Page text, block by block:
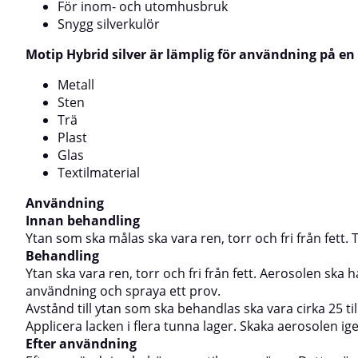
applicerar nästa lager.Efter användningEfter
användning behöver ventilen rengöras. Detta görs
enkelt genom att vända sprayburken upp och ner
och i det läget trycka in munstycket i cirka fem
omgivningstemperaturen, luftfuktigheten och den
applicerade lackens tjocklek.
rengöras. Detta
För inom- och utomhusbruk
Snygg silverkulör
Motip Hybrid silver är lämplig för användning på
Metall
Sten
Trä
Plast
Glas
Textilmaterial
Användning
Innan behandling
Ytan som ska målas ska vara ren, torr och fri från
Behandling
Ytan ska vara ren, torr och fri från fett. Aerosolen ska
användning och spraya ett prov.
Avstånd till ytan som ska behandlas ska vara cirka 25
Applicera lacken i flera tunna lager. Skaka aerosolen
Efter användning